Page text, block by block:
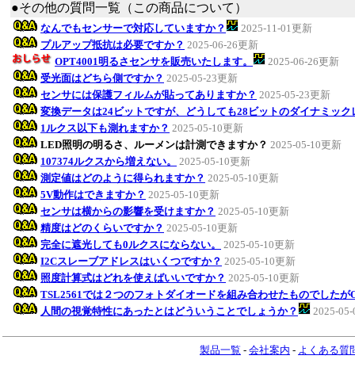
●その他の質問一覧（この商品について）
なんでもセンサーで対応していますか？
2025-11-01更新
プルアップ抵抗は必要ですか？ 2025-06-26更新
OPT4001明るさセンサを販売いたします。
2025-06-26更新
受光面はどちら側ですか？ 2025-05-23更新
センサには保護フィルムが貼ってありますか？ 2025-05-23更新
変換データは24ビットですが、どうしても28ビットのダイナミッ
1ルクス以下も測れますか？ 2025-05-10更新
LED照明の明るさ、ルーメンは計測できますか？ 2025-05-10更新
107374ルクスから増えない。
2025-05-10更新
測定値はどのように得られますか？ 2025-05-10更新
5V動作はできますか？ 2025-05-10更新
センサは横からの影響を受けますか？ 2025-05-10更新
精度はどのくらいですか？ 2025-05-10更新
完全に遮光しても0ルクスにならない。
2025-05-10更新
I2Cスレーブアドレスはいくつですか？ 2025-05-10更新
照度計算式はどれを使えばいいですか？ 2025-05-10更新
TSL2561では２つのフォトダイオードを組み合わせたものでしたが
人間の視覚特性にあったとはどういうことでしょうか？
2025-
製品一覧 - 会社案内 - よくある質